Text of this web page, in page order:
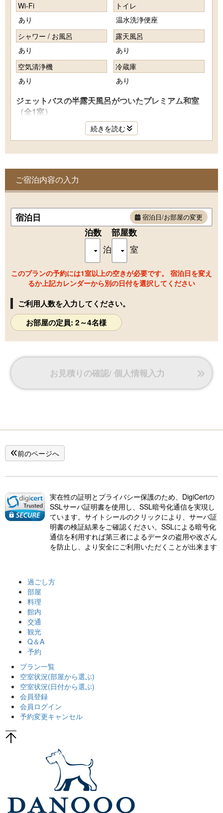
Wi-Fi
あり
トイレ
温水洗浄便座
シャワー / お風呂
あり
露天風呂
あり
空気清浄機
あり
冷蔵庫
あり
ジェットバスの半露天風呂がついたプレミアム和室
（全1室）
広さ74㎡（客室：38㎡ テラス：36㎡）／定員：4名
●部屋：和室
●寝具：布団
■風呂設備■
半露天風呂（天然温泉）
テレビ、冷蔵庫、エスプレッソマシン、電気ケトル、
タブレット、ウォシュレット式トイレ、Wi-Fi
※ワンちゃんは1室につき2匹までお泊まりいただけま
※室内での喫煙はご遠慮いただいております。
続きを読む
ご宿泊内容の入力
宿泊日 宿泊日/お部屋の変更
泊数
泊
部屋数
室
このプランの予約には1室以上の空きが必要です。 宿泊日を変え
るか上記カレンダーから別の日付を選択してください
ご利用人数を入力してください。
お部屋の定員: 2～4名様
お見積りの確認/ 個人情報入力
前のページへ
実在性の証明とプライバシー保護のため、DigiCertの
SSLサーバ証明書を使用し、SSL暗号化通信を実現し
ています。サイトシールのクリックにより、サーバ証
明書の検証結果をご確認ください。SSLによる暗号化
通信を利用すれば第三者によるデータの盗用や改ざん
を防止し、より安全にご利用いただくことが出来ます
過ごし方
部屋
料理
館内
交通
観光
Q＆A
予約
プラン一覧
空室状況(部屋から選ぶ)
空室状況(日付から選ぶ)
会員登録
会員ログイン
予約変更キャンセル